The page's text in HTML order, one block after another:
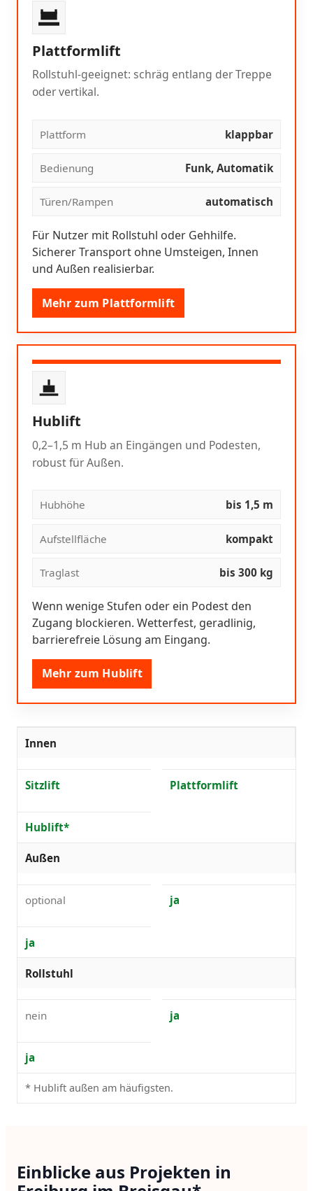
Plattformlift
Rollstuhl-geeignet: schräg entlang der Treppe
oder vertikal.
Plattform klappbar
Bedienung Funk, Automatik
Türen/Rampen automatisch
Für Nutzer mit Rollstuhl oder Gehhilfe.
Sicherer Transport ohne Umsteigen, Innen
und Außen realisierbar.
Mehr zum Plattformlift
Hublift
0,2–1,5 m Hub an Eingängen und Podesten,
robust für Außen.
Hubhöhe bis 1,5 m
Aufstellfläche kompakt
Traglast bis 300 kg
Wenn wenige Stufen oder ein Podest den
Zugang blockieren. Wetterfest, geradlinig,
barrierefreie Lösung am Eingang.
Mehr zum Hublift
Innen
Sitzlift Plattformlift
Hublift*
Außen
optional ja
ja
Rollstuhl
nein ja
ja
* Hublift außen am häufigsten.
Einblicke aus Projekten in